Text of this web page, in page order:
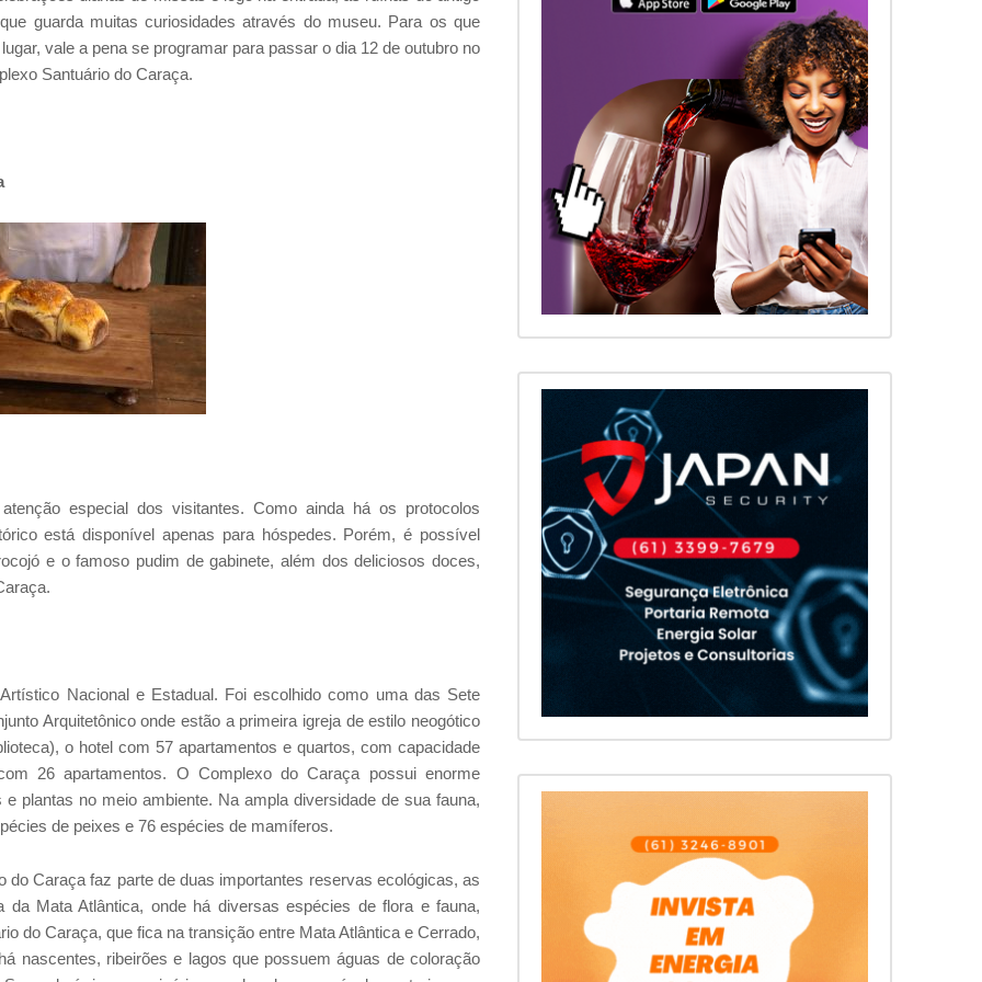
guarda muitas curiosidades através do museu. Para os que
vale a pena se programar para passar o dia 12 de outubro no
Santuário do Caraça.
especial dos visitantes. Como ainda há os protocolos
está disponível apenas para hóspedes. Porém, é possível
e o famoso pudim de gabinete, além dos deliciosos doces,
Nacional e Estadual. Foi escolhido como uma das Sete
Arquitetônico onde estão a primeira igreja de estilo neogótico
o hotel com 57 apartamentos e quartos, com capacidade
26 apartamentos. O Complexo do Caraça possui enorme
plantas no meio ambiente. Na ampla diversidade de sua fauna,
de peixes e 76 espécies de mamíferos.
do Caraça faz parte de duas importantes reservas ecológicas, as
Mata Atlântica, onde há diversas espécies de flora e fauna,
do Caraça, que fica na transição entre Mata Atlântica e Cerrado,
nascentes, ribeirões e lagos que possuem águas de coloração